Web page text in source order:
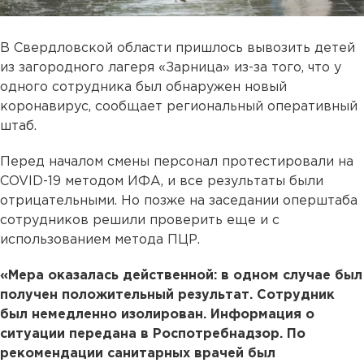
В Свердловской области пришлось вывозить детей
из загородного лагеря «Зарница» из-за того, что у
одного сотрудника был обнаружен новый
коронавирус, сообщает региональный оперативный
штаб.
Перед началом смены персонал протестировали на
COVID-19 методом ИФА, и все результаты были
отрицательными. Но позже на заседании оперштаба
сотрудников решили проверить еще и с
использованием метода ПЦР.
«Мера оказалась действенной: в одном случае был
получен положительный результат. Сотрудник
был немедленно изолирован. Информация о
ситуации передана в Роспотребнадзор. По
рекомендации санитарных врачей был